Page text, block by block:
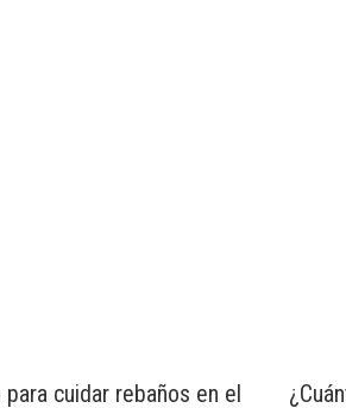
cuidar rebaños en el